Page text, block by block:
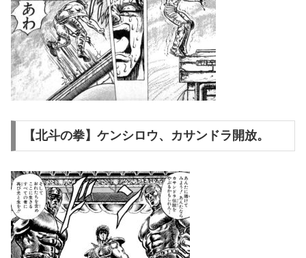
【北斗の拳】ケンシロウ、カサンドラ開放。